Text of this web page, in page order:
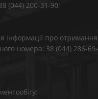
(044) 200-31-90;
інформації про отримання
номера: 38 (044) 286-69-